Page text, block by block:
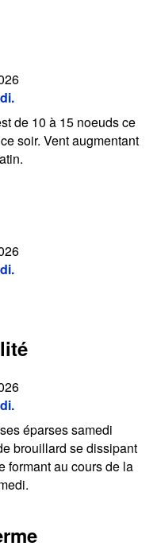
de 10 à 15 noeuds ce
soir. Vent augmentant
éparses samedi
brouillard se dissipant
formant au cours de la